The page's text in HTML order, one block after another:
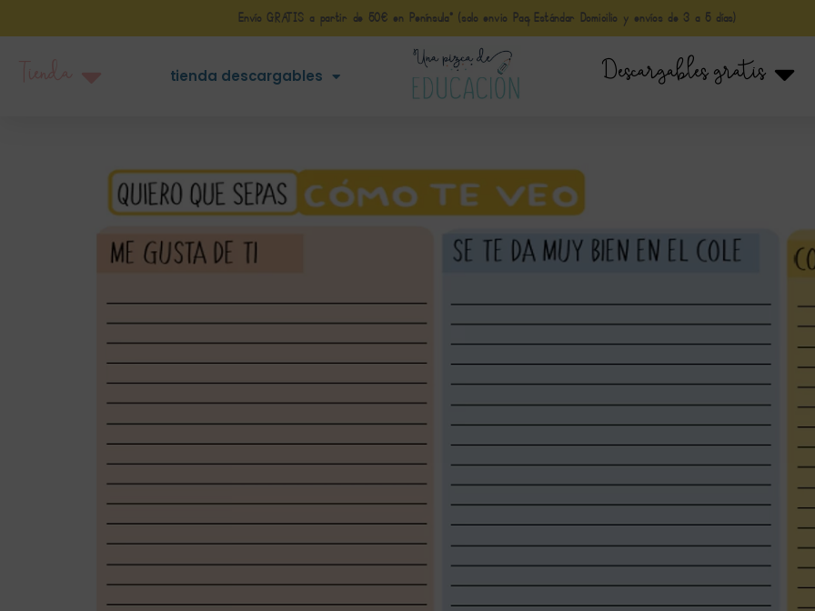
Envío GRATIS a partir de 50€ en Península* (solo envio Paq Estándar Domicilio y envíos de 3 a 5 días)
tienda descargables Descargables gratis